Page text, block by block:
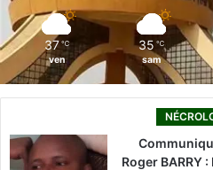
37 ℃
ven
35 ℃
sam
Roger BARRY